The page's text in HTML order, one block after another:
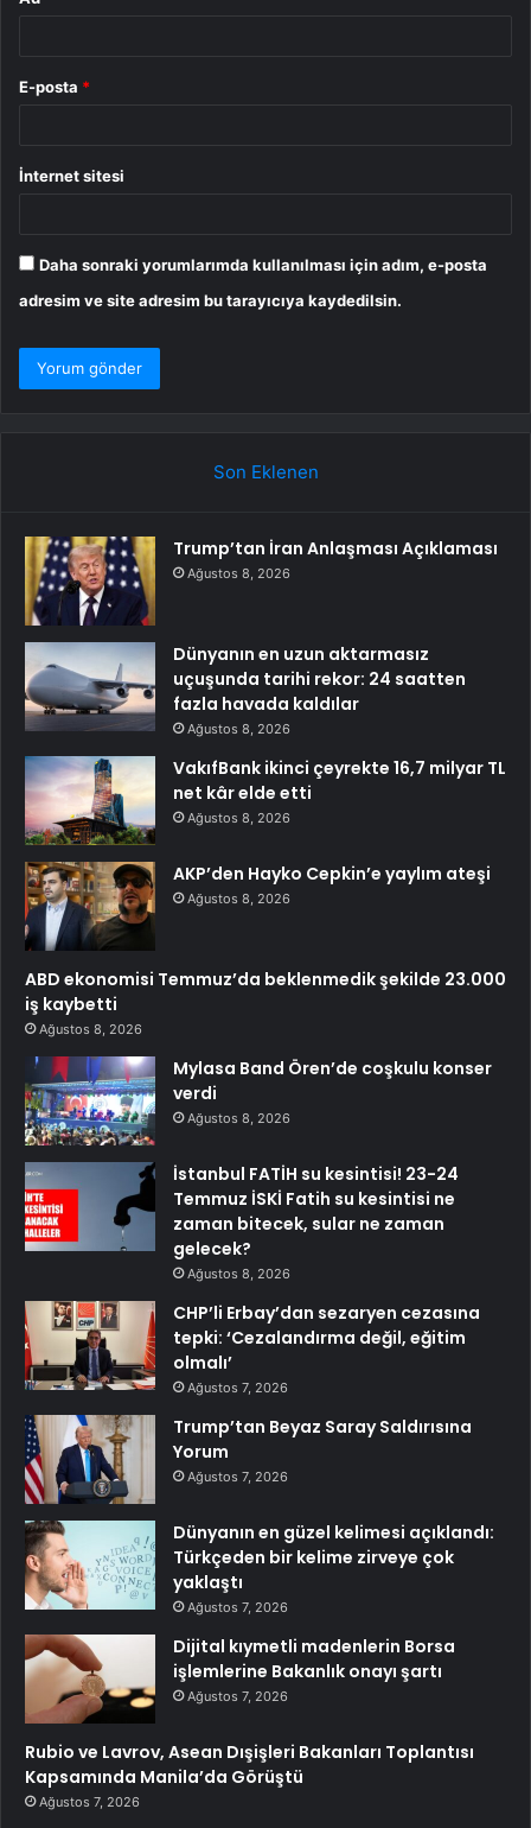
E-posta *
İnternet sitesi
Daha sonraki yorumlarımda kullanılması için adım, e-posta
adresim ve site adresim bu tarayıcıya kaydedilsin.
Son Eklenen
Trump’tan İran Anlaşması Açıklaması
Ağustos 8, 2026
Dünyanın en uzun aktarmasız
uçuşunda tarihi rekor: 24 saatten
fazla havada kaldılar
Ağustos 8, 2026
VakıfBank ikinci çeyrekte 16,7 milyar TL
net kâr elde etti
Ağustos 8, 2026
AKP’den Hayko Cepkin’e yaylım ateşi
Ağustos 8, 2026
ABD ekonomisi Temmuz’da beklenmedik şekilde 23.000
iş kaybetti
Ağustos 8, 2026
Mylasa Band Ören’de coşkulu konser
verdi
Ağustos 8, 2026
İstanbul FATİH su kesintisi! 23-24
Temmuz İSKİ Fatih su kesintisi ne
zaman bitecek, sular ne zaman
gelecek?
Ağustos 8, 2026
CHP’li Erbay’dan sezaryen cezasına
tepki: ‘Cezalandırma değil, eğitim
olmalı’
Ağustos 7, 2026
Trump’tan Beyaz Saray Saldırısına
Yorum
Ağustos 7, 2026
Dünyanın en güzel kelimesi açıklandı:
Türkçeden bir kelime zirveye çok
yaklaştı
Ağustos 7, 2026
Dijital kıymetli madenlerin Borsa
işlemlerine Bakanlık onayı şartı
Ağustos 7, 2026
Rubio ve Lavrov, Asean Dışişleri Bakanları Toplantısı
Kapsamında Manila’da Görüştü
Ağustos 7, 2026